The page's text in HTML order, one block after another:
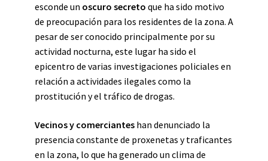
esconde un oscuro secreto que ha sido motivo
de preocupación para los residentes de la zona. A
pesar de ser conocido principalmente por su
actividad nocturna, este lugar ha sido el
epicentro de varias investigaciones policiales en
relación a actividades ilegales como la
prostitución y el tráfico de drogas.
Vecinos y comerciantes han denunciado la
presencia constante de proxenetas y traficantes
en la zona, lo que ha generado un clima de